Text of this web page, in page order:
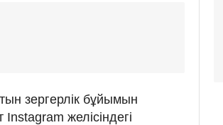
зергерлік бұйымын
желісіндегі